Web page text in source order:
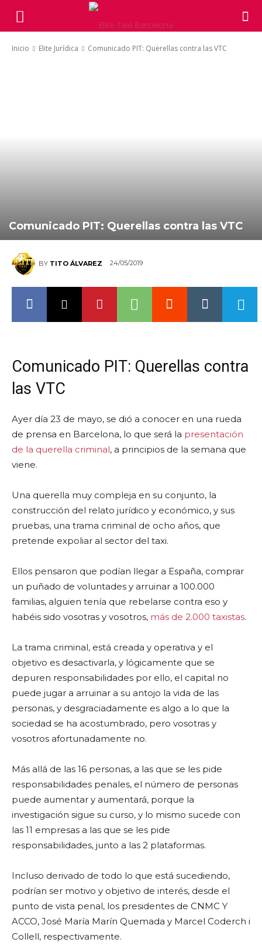
Inicio Elite Jurídica Comunicado PIT: Querellas contra las VTC
Comunicado PIT: Querellas contra las VTC
BY TITO ÁLVAREZ 24/05/2019
Comunicado PIT: Querellas contra
las VTC
Ayer día 23 de mayo, se dió a conocer en una rueda
de prensa en Barcelona, lo que será la presentación
de la querella criminal, a principios de la semana que
viene.
Una querella muy compleja en su conjunto, la
construcción del relato jurídico y económico, y sus
pruebas, una trama criminal de ocho años, que
pretende expoliar al sector del taxi.
Ellos pensaron que podían llegar a España, comprar
un puñado de voluntades y arruinar a 100.000
familias, alguien tenía que rebelarse contra eso y
habéis sido vosotras y vosotros, más de 2.000 taxistas.
La trama criminal, está creada y operativa y el
objetivo es desactivarla, y lógicamente que se
depuren responsabilidades por ello, el capital no
puede jugar a arruinar a su antojo la vida de las
personas, y desgraciadamente es algo a lo que la
sociedad se ha acostumbrado, pero vosotras y
vosotros afortunadamente no.
Más allá de las 16 personas, a las que se les pide
responsabilidades penales, el número de personas
puede aumentar y aumentará, porque la
investigación sigue su curso, y lo mismo sucede con
las 11 empresas a las que se les pide
responsabilidades, junto a las 2 plataformas.
Incluso derivado de todo lo que está sucediendo,
podrían ser motivo y objetivo de interés, desde el
punto de vista penal, los presidentes de CNMC Y
ACCO, José María Marín Quemada y Marcel Coderch i
Collell, respectivamente.